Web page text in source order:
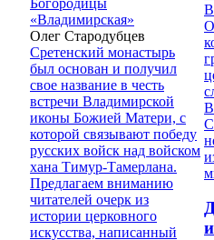
«Владимирская»
Олег Стародубцев
Cретенский монастырь
был основан и получил
свое название в честь
встречи Владимирской
иконы Божией Матери, с
которой связывают победу
русских войск над войском
хана Тимур-Тамерлана.
Предлагаем вниманию
читателей очерк из
истории церковного
искусства, написанный